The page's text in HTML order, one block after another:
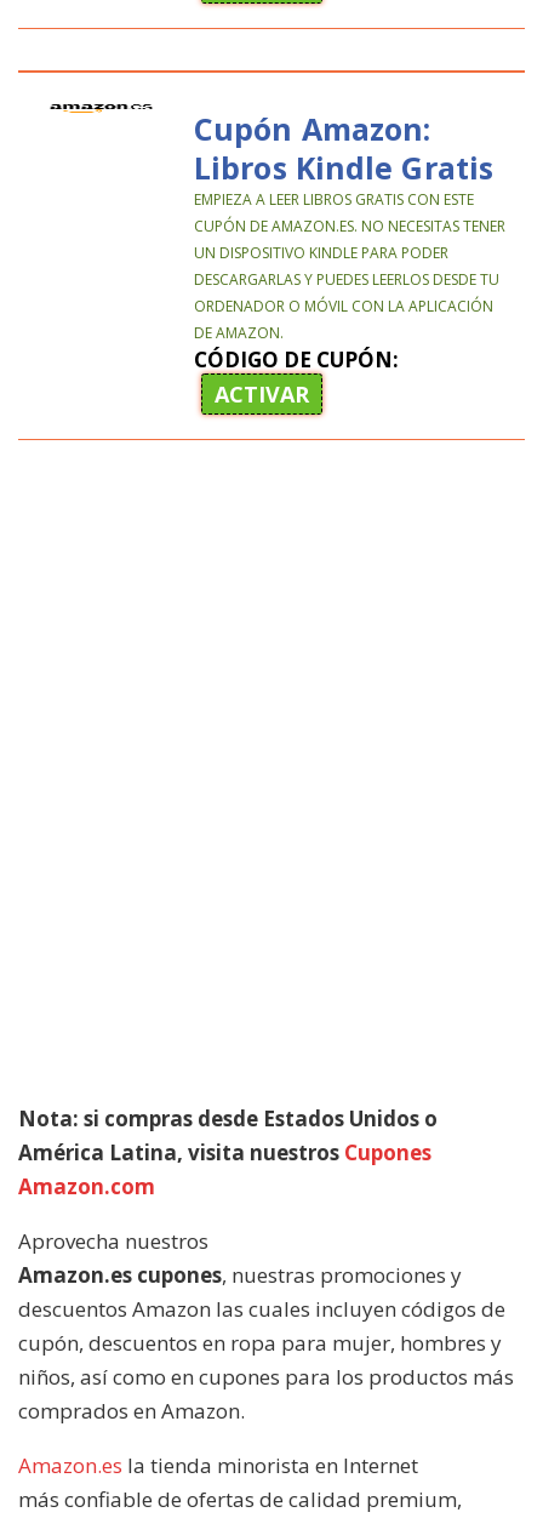
Cupón Amazon:
Libros Kindle Gratis
EMPIEZA A LEER LIBROS GRATIS CON ESTE
CUPÓN DE AMAZON.ES. NO NECESITAS TENER
UN DISPOSITIVO KINDLE PARA PODER
DESCARGARLAS Y PUEDES LEERLOS DESDE TU
ORDENADOR O MÓVIL CON LA APLICACIÓN
DE AMAZON.
CÓDIGO DE CUPÓN:
ACTIVAR
Nota: si compras desde Estados Unidos o
América Latina, visita nuestros Cupones
Amazon.com
Aprovecha nuestros
Amazon.es cupones, nuestras promociones y
descuentos Amazon las cuales incluyen códigos de
cupón, descuentos en ropa para mujer, hombres y
niños, así como en cupones para los productos más
comprados en Amazon.
Amazon.es la tienda minorista en Internet
más confiable de ofertas de calidad premium,